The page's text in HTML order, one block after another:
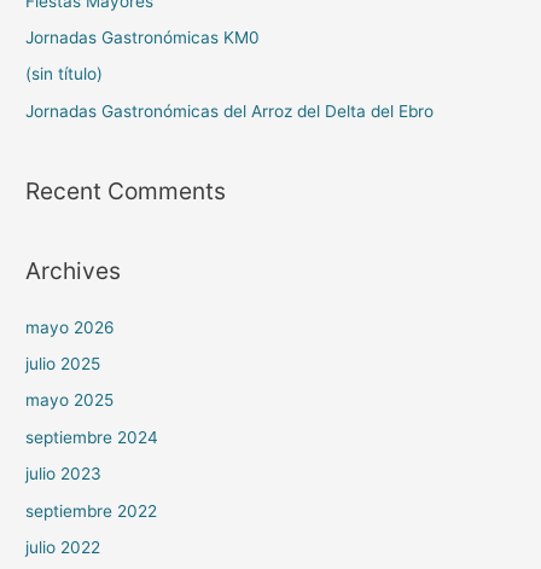
Jornadas Gastronómicas KM0
(sin título)
Jornadas Gastronómicas del Arroz del Delta del Ebro
Recent Comments
Archives
mayo 2026
julio 2025
mayo 2025
septiembre 2024
julio 2023
septiembre 2022
julio 2022